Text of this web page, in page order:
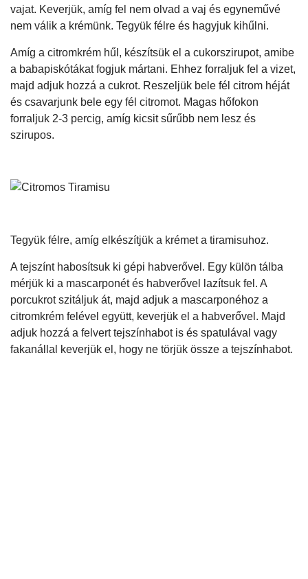
vajat. Keverjük, amíg fel nem olvad a vaj és egyneművé
nem válik a krémünk. Tegyük félre és hagyjuk kihűlni.
Amíg a citromkrém hűl, készítsük el a cukorszirupot, amibe
a babapiskótákat fogjuk mártani. Ehhez forraljuk fel a vizet,
majd adjuk hozzá a cukrot. Reszeljük bele fél citrom héját
és csavarjunk bele egy fél citromot. Magas hőfokon
forraljuk 2-3 percig, amíg kicsit sűrűbb nem lesz és
szirupos.
Tegyük félre, amíg elkészítjük a krémet a tiramisuhoz.
A tejszínt habosítsuk ki gépi habverővel. Egy külön tálba
mérjük ki a mascarponét és habverővel lazítsuk fel. A
porcukrot szitáljuk át, majd adjuk a mascarponéhoz a
citromkrém felével együtt, keverjük el a habverővel. Majd
adjuk hozzá a felvert tejszínhabot is és spatulával vagy
fakanállal keverjük el, hogy ne törjük össze a tejszínhabot.